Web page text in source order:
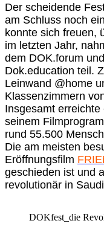
München
Der scheidende
am Schluss noch
konnte sich freuen,
im letzten Jahr,
dem DOK.forum
Dok.education teil.
Leinwand @home
Klassenzimmern
Insgesamt
seinem
rund 55.500
Die am meisten
Eröffnungsfilm
geschieden ist und
revolutionär in
DOKfest_die